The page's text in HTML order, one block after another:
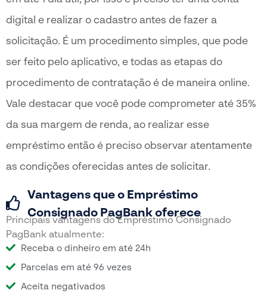
digital e realizar o cadastro antes de fazer a
solicitação. É um procedimento simples, que pode
ser feito pelo aplicativo, e todas as etapas do
procedimento de contratação é de maneira online.
Vale destacar que você pode comprometer até 35%
da sua margem de renda, ao realizar esse
empréstimo então é preciso observar atentamente
as condições oferecidas antes de solicitar.
Vantagens que o Empréstimo
Consignado PagBank oferece
Principais vantagens do Empréstimo Consignado
PagBank atualmente:
Receba o dinheiro em até 24h
Parcelas em até 96 vezes
Aceita negativados